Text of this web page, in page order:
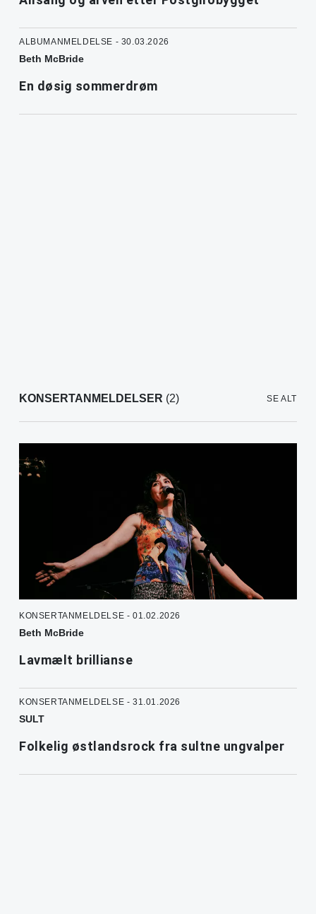
ALBUMANMELDELSE - 30.03.2026
Beth McBride
En døsig sommerdrøm
KONSERTANMELDELSER (2) SE ALT
KONSERTANMELDELSE - 01.02.2026
Beth McBride
Lavmælt brillianse
KONSERTANMELDELSE - 31.01.2026
SULT
Folkelig østlandsrock fra sultne ungvalper